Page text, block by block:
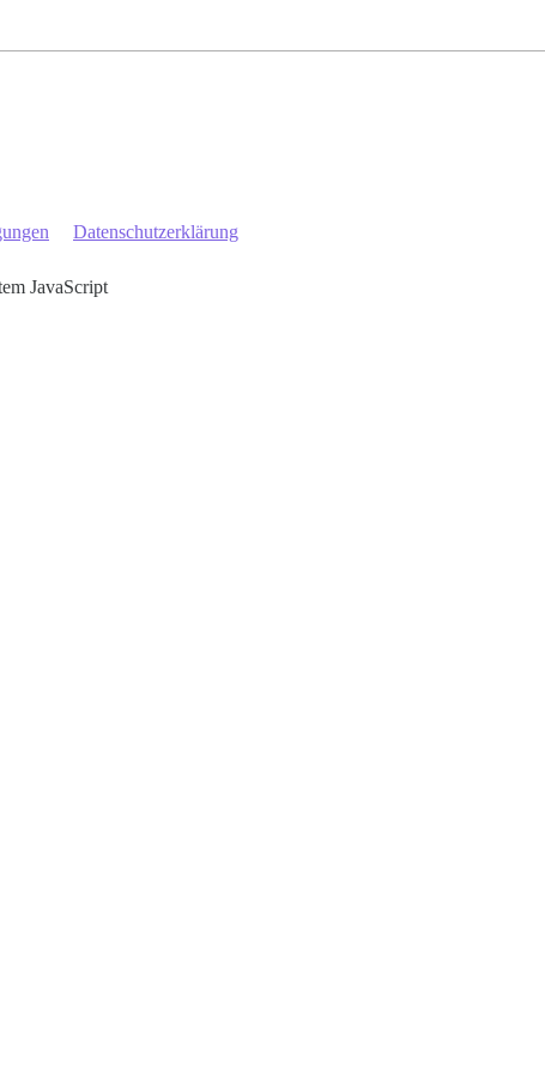
Datenschutzerklärung
JavaScript